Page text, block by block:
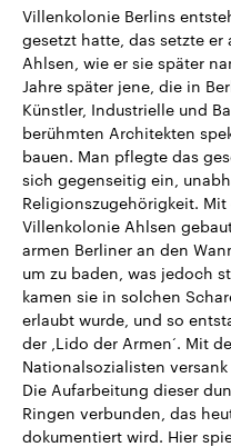
Villenkolonie Berlins
gesetzt hatte, das setzte
Ahlsen, wie er sie später
Jahre später jene, die in
Künstler, Industrielle und
berühmten Architekten
bauen. Man pflegte das
sich gegenseitig ein,
Religionszugehörigkeit.
Villenkolonie Ahlsen
armen Berliner an den
um zu baden, was jedoch
kamen sie in solchen
erlaubt wurde, und so
der ‚Lido der Armen‘. Mit
Nationalsozialisten
Die Aufarbeitung dieser
Ringen verbunden, das
dokumentiert wird. Hier